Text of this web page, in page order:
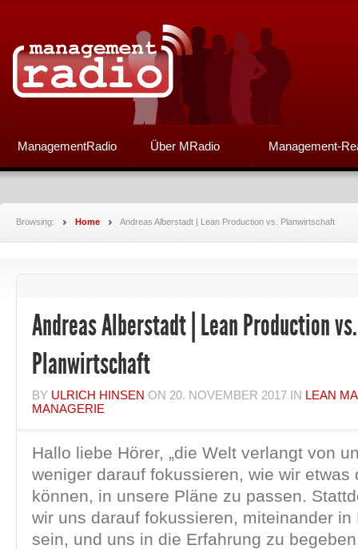
ManagementRadio Über MRadio Management-
Browsing: Home Andreas Alberstadt | Lean Production vs. Planwirtschaft
Andreas Alberstadt | Lean Production vs.
Planwirtschaft
BY ULRICH HINSEN ON 20. NOVEMBER 2017 IN LEAN
MANAGERIE
Hallo liebe Hörer, „die Welt verlangt von
weniger darauf fokussieren, wie wir etwas
können, in unsere Pläne zu passen.
wir uns darauf fokussieren, miteinander in
sein, und uns in die Erfahrung zu